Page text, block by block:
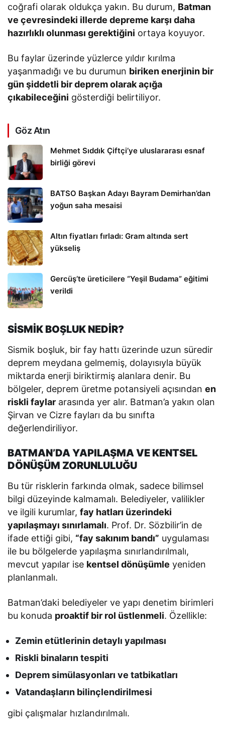
coğrafi olarak oldukça yakın. Bu durum, Batman
ve çevresindeki illerde depreme karşı daha
hazırlıklı olunması gerektiğini ortaya koyuyor.
Bu faylar üzerinde yüzlerce yıldır kırılma
yaşanmadığı ve bu durumun biriken enerjinin bir
gün şiddetli bir deprem olarak açığa
çıkabileceğini gösterdiği belirtiliyor.
Göz Atın
Mehmet Sıddık Çiftçi’ye uluslararası esnaf
birliği görevi
BATSO Başkan Adayı Bayram Demirhan’dan
yoğun saha mesaisi
Altın fiyatları fırladı: Gram altında sert
yükseliş
Gercüş’te üreticilere “Yeşil Budama” eğitimi
verildi
SİSMİK BOŞLUK NEDİR?
Sismik boşluk, bir fay hattı üzerinde uzun süredir
deprem meydana gelmemiş, dolayısıyla büyük
miktarda enerji biriktirmiş alanlara denir. Bu
bölgeler, deprem üretme potansiyeli açısındanen
riskli faylar arasında yer alır. Batman’a yakın olan
Şirvan ve Cizre fayları da bu sınıfta
değerlendiriliyor.
BATMAN’DA YAPILAŞMA VE KENTSEL
DÖNÜŞÜM ZORUNLULUĞU
Bu tür risklerin farkında olmak, sadece bilimsel
bilgi düzeyinde kalmamalı. Belediyeler, valilikler
ve ilgili kurumlar,fay hatları üzerindeki
yapılaşmayı sınırlamalı. Prof. Dr. Sözbilir’in de
ifade ettiği gibi, “fay sakınım bandı” uygulaması
ile bu bölgelerde yapılaşma sınırlandırılmalı,
mevcut yapılar ise kentsel dönüşümle yeniden
planlanmalı.
Batman’daki belediyeler ve yapı denetim birimleri
bu konuda proaktif bir rol üstlenmeli. Özellikle:
Zemin etütlerinin detaylı yapılması
Riskli binaların tespiti
Deprem simülasyonları ve tatbikatları
Vatandaşların bilinçlendirilmesi
gibi çalışmalar hızlandırılmalı.